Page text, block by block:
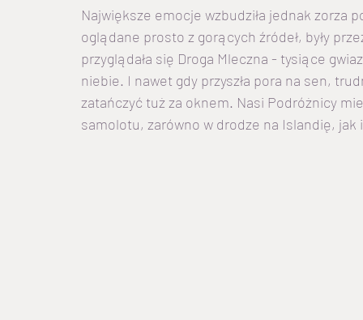
Największe emocje wzbudziła jednak zorza
oglądane prosto z gorących źródeł, były
przyglądała się Droga Mleczna - tysiące
niebie. I nawet gdy przyszła pora na sen,
zatańczyć tuż za oknem. Nasi Podróżnicy
samolotu, zarówno w drodze na Islandię,